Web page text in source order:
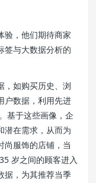
验，他们期待商家
签与大数据分析的
，如购买历史、浏
户数据，利用先进
基于这些画像，企
潜在需求，从而为
尚服饰的店铺，当
岁之间的顾客进入
据，为其推荐当季